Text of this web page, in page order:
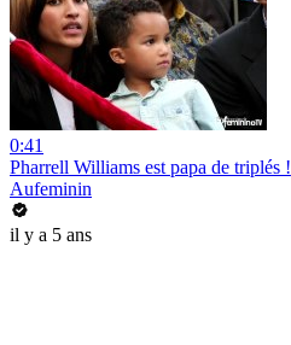
0:41
Pharrell Williams est papa de triplés !
Aufeminin
il y a 5 ans